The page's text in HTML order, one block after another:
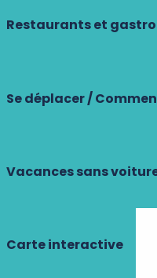
Restaurants et
Se déplacer /
Vacances sans
Carte interactive
Comment venir
En avion